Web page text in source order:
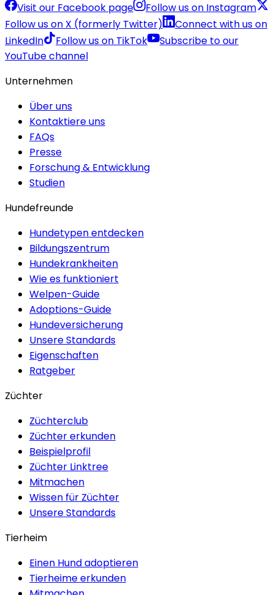
Visit our Facebook page
Follow us on Instagram
Follow us on X (formerly Twitter)
Connect with us on
LinkedIn
Follow us on TikTok
Subscribe to our
YouTube channel
Unternehmen
Über uns
Kontaktiere uns
FAQs
Presse
Forschung & Entwicklung
Studien
Hundefreunde
Hundetypen entdecken
Bildungszentrum
Hundekrankheiten
Wie es funktioniert
Welpen-Guide
Adoptions-Guide
Hundeversicherung
Unsere Standards
Eigenschaften
Ratgeber
Züchter
Züchterclub
Züchter erkunden
Beispielprofil
Züchter Linktree
Mitmachen
Wissen für Züchter
Unsere Standards
Tierheim
Einen Hund adoptieren
Tierheime erkunden